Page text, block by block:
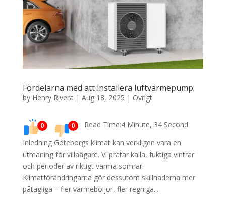
Fördelarna med att installera luftvärmepump
by Henry Rivera | Aug 18, 2025 | Övrigt
0 0
Read Time:4 Minute, 34 Second
Inledning Göteborgs klimat kan verkligen vara en
utmaning för villaägare. Vi pratar kalla, fuktiga vintrar
och perioder av riktigt varma somrar.
Klimatförändringarna gör dessutom skillnaderna mer
påtagliga – fler värmeböljor, fler regniga...